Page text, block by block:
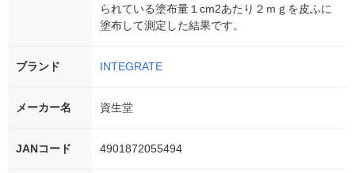
られている塗布量１cm2あたり２ｍｇを皮ふに
塗布して測定した結果です。
ブランド INTEGRATE
メーカー名 資生堂
JANコード 4901872055494